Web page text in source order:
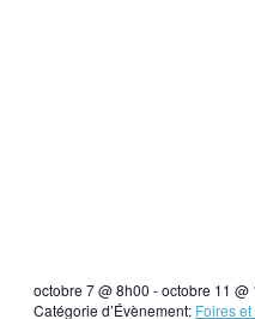
octobre 7 @ 8h00 -octobre 11 @
Catégorie d’Évènement: Foires